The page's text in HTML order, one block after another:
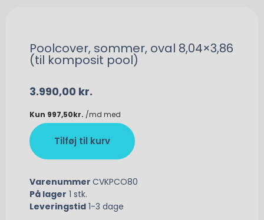
Poolcover, sommer, oval 8,04×3,86
(til komposit pool)
3.990,00 kr.
Tilføj til kurv
Varenummer CVKPCO80
På lager 1 stk.
Leveringstid 1-3 dage